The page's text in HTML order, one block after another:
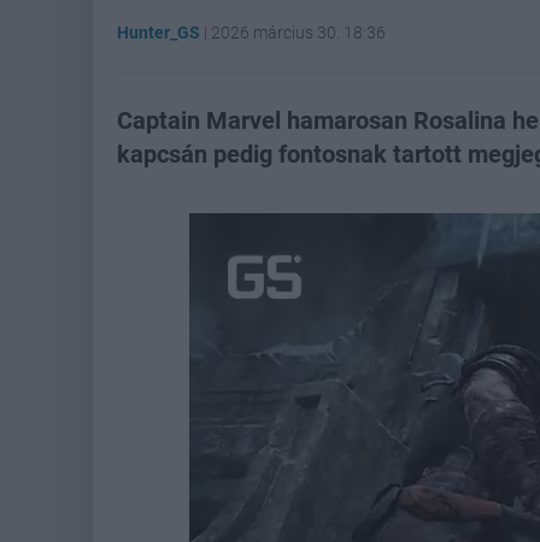
Hunter_GS | 2026 március 30. 18:36
Captain Marvel hamarosan Rosalina
kapcsán pedig fontosnak tartott